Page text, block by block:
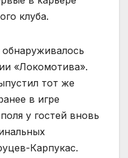
клуба.
«Локомотива».
тот же
в игре
у гостей вновь
Карпукас.